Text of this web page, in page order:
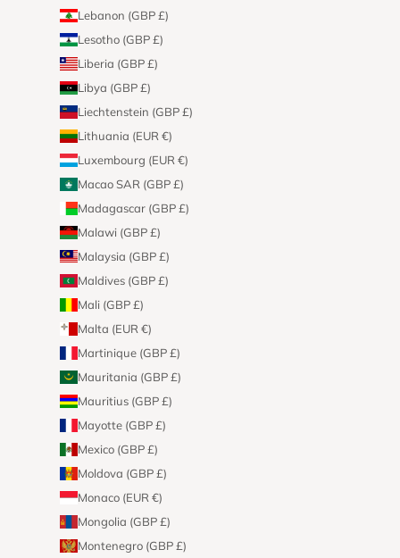
Lebanon (GBP £)
Lesotho (GBP £)
Liberia (GBP £)
Libya (GBP £)
Liechtenstein (GBP £)
Lithuania (EUR €)
Luxembourg (EUR €)
Macao SAR (GBP £)
Madagascar (GBP £)
Malawi (GBP £)
Malaysia (GBP £)
Maldives (GBP £)
Mali (GBP £)
Malta (EUR €)
Martinique (GBP £)
Mauritania (GBP £)
Mauritius (GBP £)
Mayotte (GBP £)
Mexico (GBP £)
Moldova (GBP £)
Monaco (EUR €)
Mongolia (GBP £)
Montenegro (GBP £)